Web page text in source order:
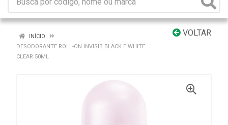
VOLTAR
INÍCIO
DESODORANTE ROLL-ON INVISIB BLACK E WHITE
CLEAR 50ML